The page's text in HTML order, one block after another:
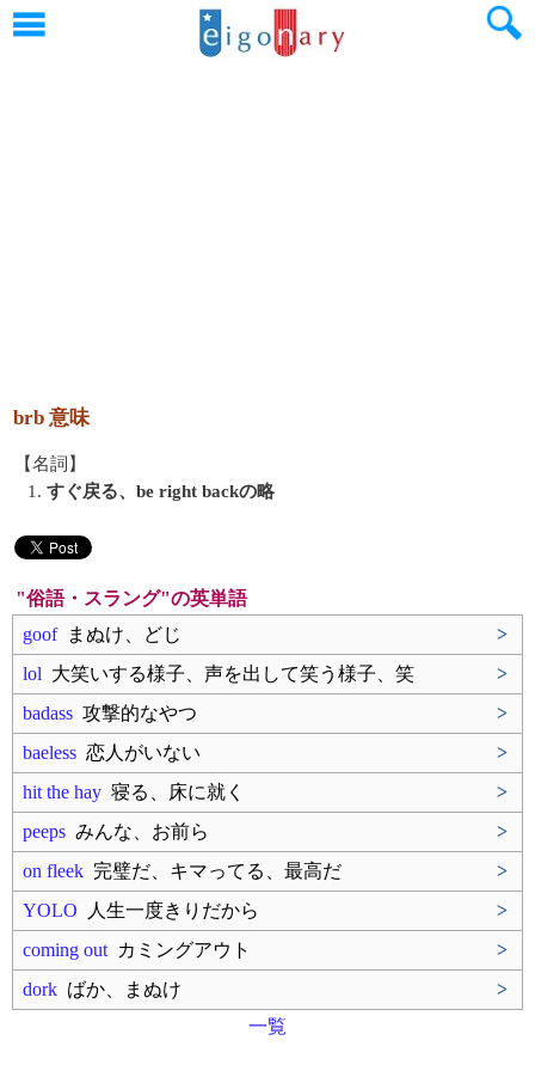
brb 意味
【名詞】
1. すぐ戻る、be right backの略
"俗語・スラング"の英単語
goofまぬけ、どじ
>
lol 大笑いする様子、声を出して笑う様子、笑
>
badass 攻撃的なやつ
>
baeless 恋人がいない
>
hit the hay 寝る、床に就く
>
peeps みんな、お前ら
>
on fleek 完璧だ、キマってる、最高だ
>
YOLO 人生一度きりだから
>
coming out カミングアウト
>
dork ばか、まぬけ
>
一覧